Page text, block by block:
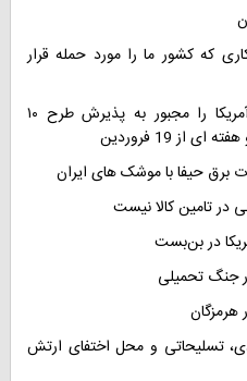
که کشور ما را مورد حمله قرار
شورای عالی امنیت ملی: ایران آمریکا را مجبور به پذیرش طرح ۱۰
19 فروردین
برق حیفا با موشک های ایران
در تامین کالا نیست
در بن‌بست
تسلیحاتی و محل اختفای ارتش